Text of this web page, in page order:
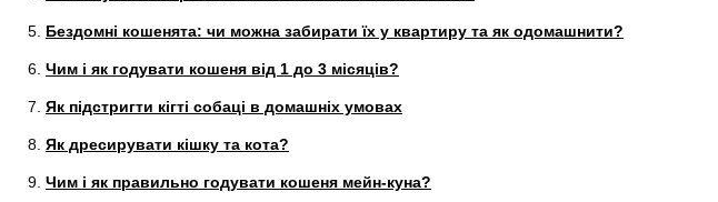
Бездомні кошенята: чи можна забирати їх у квартиру та як одомашнити?
Чим і як годувати кошеня від 1 до 3 місяців?
Як підстригти кігті собаці в домашніх умовах
Як дресирувати кішку та кота?
Чим і як правильно годувати кошеня мейн-куна?